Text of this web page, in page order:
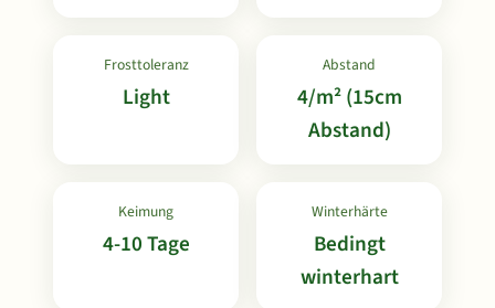
Frosttoleranz
Light
Abstand
4/m² (15cm
Abstand)
Keimung
4-10 Tage
Winterhärte
Bedingt
winterhart